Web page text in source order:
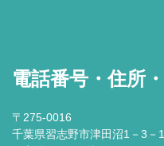
電話番号・住所
〒275-0016
千葉県習志野市津田沼1－3－